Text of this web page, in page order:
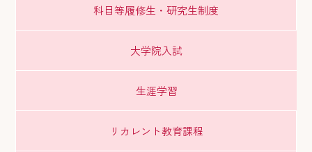
科目等履修生・研究生制度
大学院入試
生涯学習
リカレント教育課程